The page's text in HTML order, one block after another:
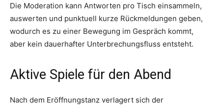
Die Moderation kann Antworten pro Tisch einsammeln,
auswerten und punktuell kurze Rückmeldungen geben,
wodurch es zu einer Bewegung im Gespräch kommt,
aber kein dauerhafter Unterbrechungsfluss entsteht.
Aktive Spiele für den Abend
Nach dem Eröffnungstanz verlagert sich der